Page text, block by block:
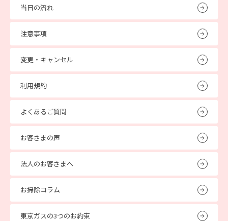
当日の流れ
注意事項
変更・キャンセル
利用規約
よくあるご質問
お客さまの声
法人のお客さまへ
お掃除コラム
東京ガスの3つのお約束